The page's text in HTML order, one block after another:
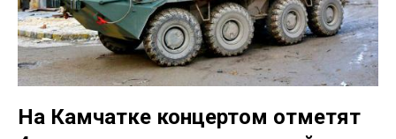
На Камчатке концертом отметят